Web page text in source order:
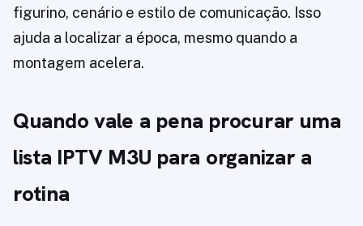
figurino, cenário e estilo de comunicação. Isso
ajuda a localizar a época, mesmo quando a
montagem acelera.
Quando vale a pena procurar uma
lista IPTV M3U para organizar a
rotina